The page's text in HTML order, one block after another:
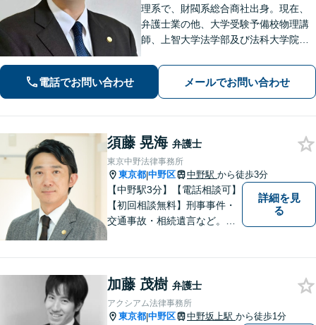
理系で、財閥系総合商社出身。現在、
弁護士業の他、大学受験予備校物理講
師、上智大学法学部及び法科大学院非
問題、離婚問題、成人・少年の刑事事
件、相続問題、学校問題、行政事件、
企業法務に強い関心があります。
電話でお問い合わせ メールでお問い合わせ
須藤 晃海 弁護士
東京中野法律事務所
東京都|中野区 中野駅 から徒歩3分
【中野駅3分】【電話相談可】
【初回相談無料】刑事事件・
交通事故・相続遺言など。フ
はありません。お気軽に弁護
士にご相談ください【休日・
夜間相談可】
詳細を見
る
加藤 茂樹 弁護士
アクシアム法律事務所
東京都|中野区 中野坂上駅 から徒歩1分